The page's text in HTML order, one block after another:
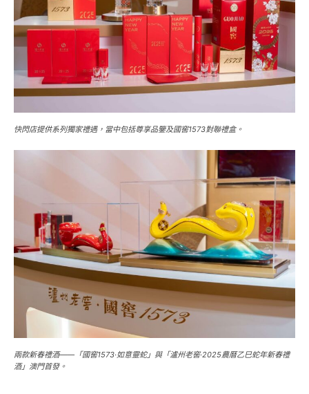
快閃店提供系列獨家禮遇，當中包括尊享品鑒及國窖1573對聯禮盒。
兩款新春禮酒——「國窖1573·如意靈蛇」與「瀘州老窖·2025農曆乙巳蛇年新春禮
酒」澳門首發。